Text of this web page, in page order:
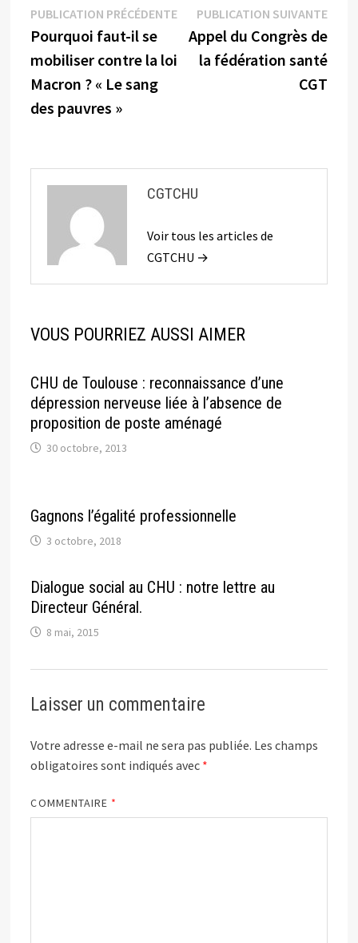
Navigation
de
l’article
PUBLICATION PRÉCÉDENTEPublication
précédente :
Pourquoi faut-il se
mobiliser contre la loi
Macron ? « Le sang
des pauvres »
PUBLICATION SUIVANTE
Appel du Congrès de
la fédération santé
CGT
CGTCHU
Voir tous les articles de
CGTCHU →
VOUS POURRIEZ AUSSI AIMER
CHU de Toulouse : reconnaissance d’une
dépression nerveuse liée à l’absence de
proposition de poste aménagé
30 octobre, 2013
Gagnons l’égalité professionnelle
3 octobre, 2018
Dialogue social au CHU : notre lettre au
Directeur Général.
8 mai, 2015
Laisser un commentaire
Votre adresse e-mail ne sera pas publiée. Les champs
obligatoires sont indiqués avec *
COMMENTAIRE *